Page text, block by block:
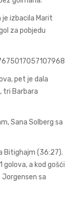
je izbacila Marit
za pobjedu
pet je dala
tri Barbara
Sana Solberg sa
Bitighajm (36:27).
golova, a kod gošći
Jorgensen sa